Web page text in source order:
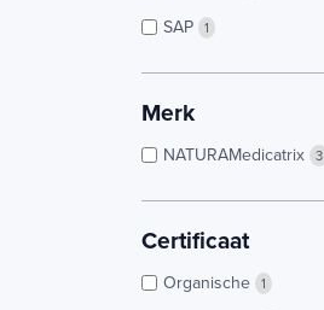
SAP 1
Merk
NATURAMedicatrix 3
Certificaat
Organische 1